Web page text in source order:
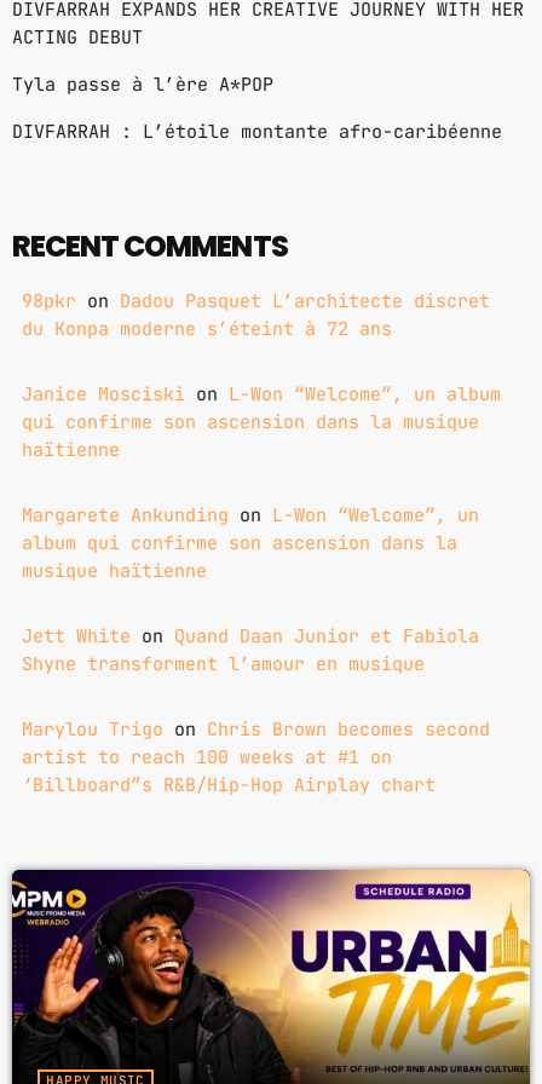
DIVFARRAH EXPANDS HER CREATIVE JOURNEY WITH HER
ACTING DEBUT
Tyla passe à l’ère A*POP
DIVFARRAH : L’étoile montante afro-caribéenne
RECENT COMMENTS
98pkr on Dadou Pasquet L’architecte discret
du Konpa moderne s’éteint à 72 ans
Janice Mosciski on L-Won “Welcome”, un album
qui confirme son ascension dans la musique
haïtienne
Margarete Ankunding on L-Won “Welcome”, un
album qui confirme son ascension dans la
musique haïtienne
Jett White on Quand Daan Junior et Fabiola
Shyne transforment l’amour en musique
Marylou Trigo on Chris Brown becomes second
artist to reach 100 weeks at #1 on
‘Billboard”s R&B/Hip-Hop Airplay chart
HAPPY MUSIC